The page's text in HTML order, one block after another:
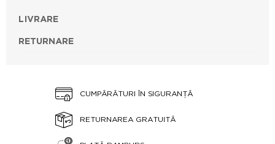
LIVRARE
RETURNARE
CUMPĂRĂTURI ÎN SIGURANȚĂ
RETURNAREA GRATUITĂ